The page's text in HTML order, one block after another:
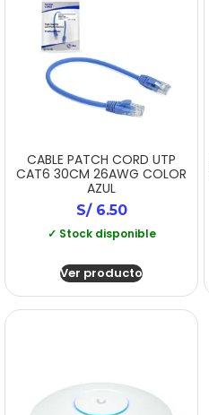
CABLE PATCH CORD UTP
CAT6 30CM 26AWG COLOR
AZUL
S/6.50
✓ Stock disponible
Ver producto